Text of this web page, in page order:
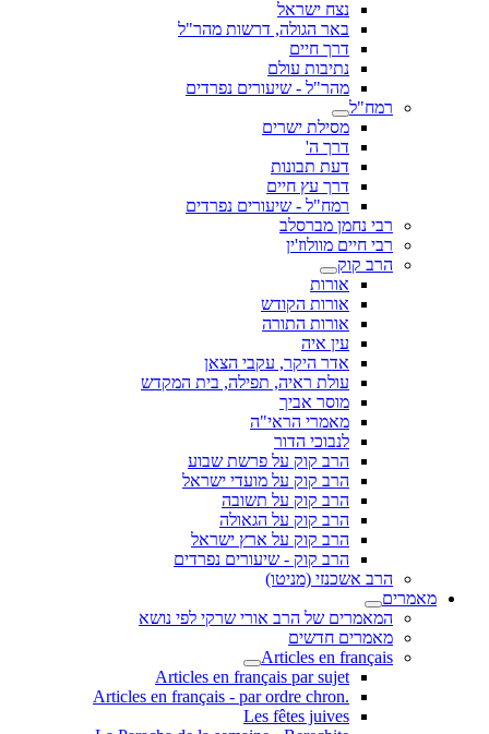
נצח ישראל
באר הגולה, דרשות מהר"ל
דרך חיים
נתיבות עולם
מהר"ל - שיעורים נפרדים
רמח"ל
מסילת ישרים
דרך ה'
דעת תבונות
דרך עץ חיים
רמח"ל - שיעורים נפרדים
רבי נחמן מברסלב
רבי חיים מוולוז'ין
הרב קוק
אורות
אורות הקודש
אורות התורה
עין איה
אדר היקר, עקבי הצאן
עולת ראיה, תפילה, בית המקדש
מוסר אביך
מאמרי הראי"ה
לנבוכי הדור
הרב קוק על פרשת שבוע
הרב קוק על מועדי ישראל
הרב קוק על תשובה
הרב קוק על הגאולה
הרב קוק על ארץ ישראל
הרב קוק - שיעורים נפרדים
הרב אשכנזי (מניטו)
מאמרים
המאמרים של הרב אורי שרקי לפי נושא
מאמרים חדשים
Articles en français
Articles en français par sujet
.Articles en français - par ordre chron
Les fêtes juives